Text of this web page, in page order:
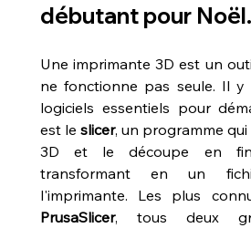
débutant pour Noël.
Une imprimante 3D est un
ne fonctionne pas seule. Il
logiciels essentiels pour
est le slicer, un programme
3D et le découpe en
transformant en un
l'imprimante. Les plus
PrusaSlicer, tous deux